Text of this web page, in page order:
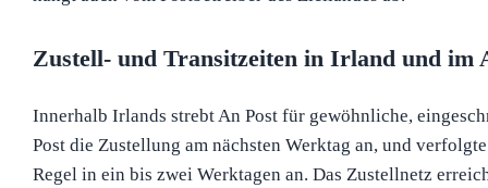
Zustell- und Transitzeiten in Irland und im
Innerhalb Irlands strebt An Post für gewöhnliche,
Post die Zustellung am nächsten Werktag an, und
Regel in ein bis zwei Werktagen an. Das Zustellnetz